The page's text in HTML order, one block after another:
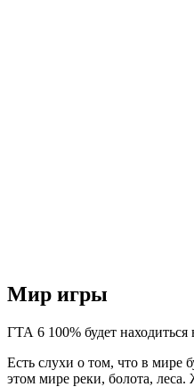
Мир игры
ГТА 6 100% будет
Есть слухи о том, что в мире
этом мире реки, болота,